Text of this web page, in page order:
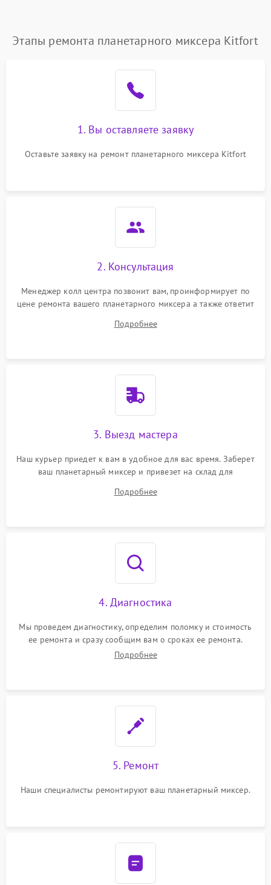
Этапы ремонта планетарного миксера Kitfort
1. Вы оставляете заявку
Оставьте заявку на ремонт планетарного миксера Kitfort
2. Консультация
Менеджер колл центра позвонит вам, проинформирует по
цене ремонта вашего планетарного миксера а также ответит
Подробнее
3. Выезд мастера
Наш курьер приедет к вам в удобное для вас время. Заберет
ваш планетарный миксер и привезет на склад для
Подробнее
4. Диагностика
Мы проведем диагностику, определим поломку и стоимость
ее ремонта и сразу сообщим вам о сроках ее ремонта.
Подробнее
5. Ремонт
Наши специалисты ремонтируют ваш планетарный миксер.